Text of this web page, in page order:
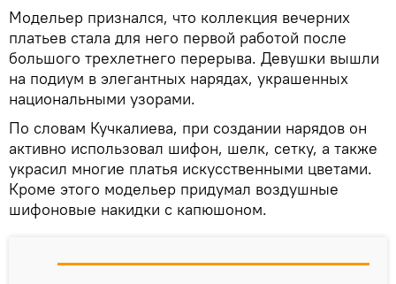
Модельер признался, что коллекция вечерних
платьев стала для него первой работой после
большого трехлетнего перерыва. Девушки вышли
на подиум в элегантных нарядах, украшенных
национальными узорами.
По словам Кучкалиева, при создании нарядов он
активно использовал шифон, шелк, сетку, а также
украсил многие платья искусственными цветами.
Кроме этого модельер придумал воздушные
шифоновые накидки с капюшоном.